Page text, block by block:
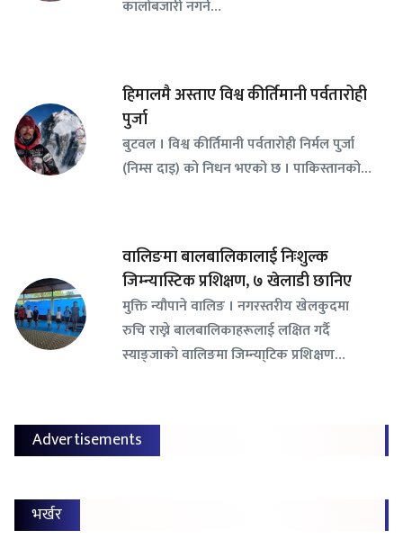
कालोबजारी नगर्न…
हिमालमै अस्ताए विश्व कीर्तिमानी पर्वतारोही
पुर्जा
बुटवल । विश्व कीर्तिमानी पर्वतारोही निर्मल पुर्जा
(निम्स दाइ) को निधन भएको छ । पाकिस्तानको…
वालिङमा बालबालिकालाई निःशुल्क
जिम्न्यास्टिक प्रशिक्षण, ७ खेलाडी छानिए
​मुक्ति न्यौपाने वालिङ । नगरस्तरीय खेलकुदमा
रुचि राख्ने बालबालिकाहरूलाई लक्षित गर्दै
स्याङ्जाको वालिङमा जिम्न्या्टिक प्रशिक्षण…
Advertisements
भर्खर